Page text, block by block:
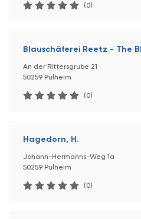
(0)
Blauschäferei Reetz - The
An der Rittersgrube 21
50259 Pulheim
(0)
Hagedorn, H.
Johann-Hermanns-Weg 1a
50259 Pulheim
(0)